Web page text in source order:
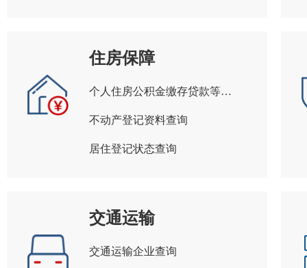
住房保障
个人住房公积金缴存贷款等信息查询
不动产登记资料查询
居住登记状态查询
交通运输
交通运输企业查询